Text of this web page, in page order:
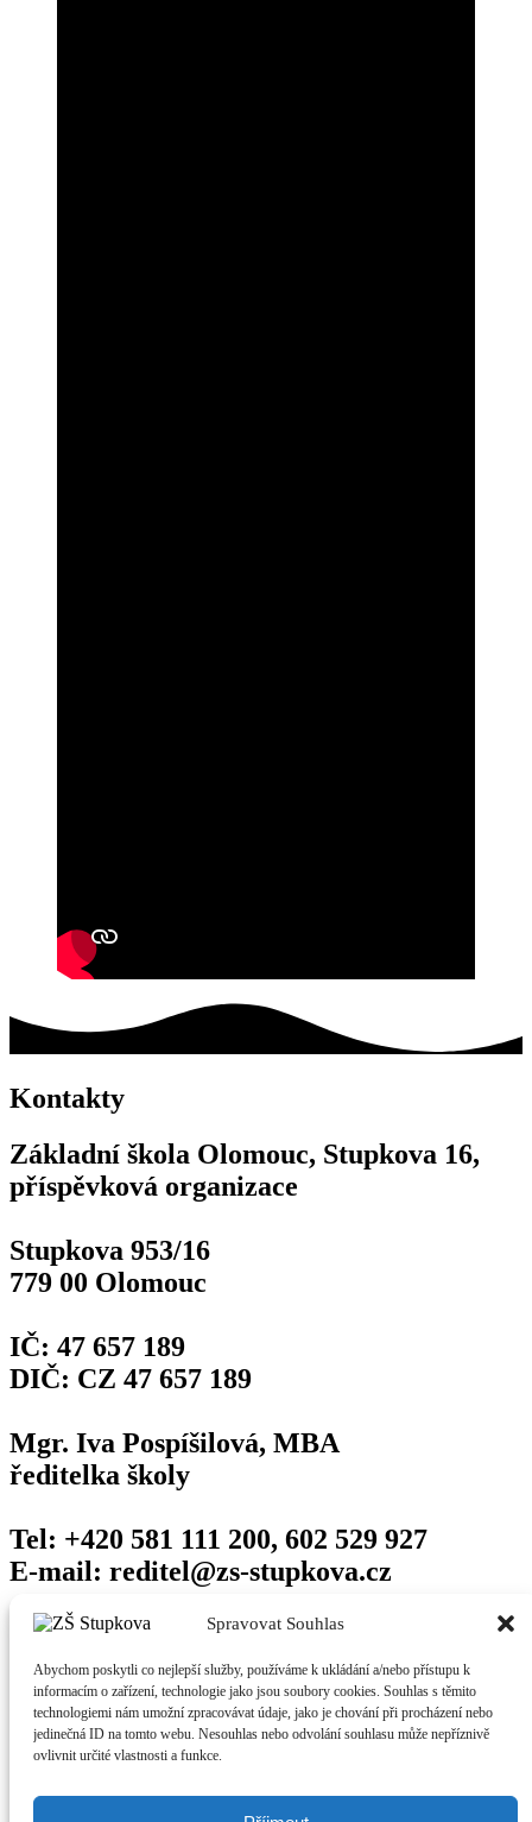
Spravovat Souhlas
Abychom poskytli co nejlepší služby, používáme k ukládání a/nebo přístupu k
informacím o zařízení, technologie jako jsou soubory cookies. Souhlas s těmito
technologiemi nám umožní zpracovávat údaje, jako je chování při procházení nebo
jedinečná ID na tomto webu. Nesouhlas nebo odvolání souhlasu může nepříznivě
ovlivnit určité vlastnosti a funkce.
Kontakty
Základní škola Olomouc, Stupkova 16,
příspěvková organizace
Stupkova 953/16
779 00 Olomouc
IČ: 47 657 189
DIČ: CZ 47 657 189
Mgr. Iva Pospíšilová, MBA
ředitelka školy
Tel: +420 581 111 200, 602 529 927
E-mail: reditel@zs-stupkova.cz
Odkazy
Edookit (pro rodiče)
Edookit (pro učitele)
Vzdálená plocha
Vzdálená podpora
Facebook